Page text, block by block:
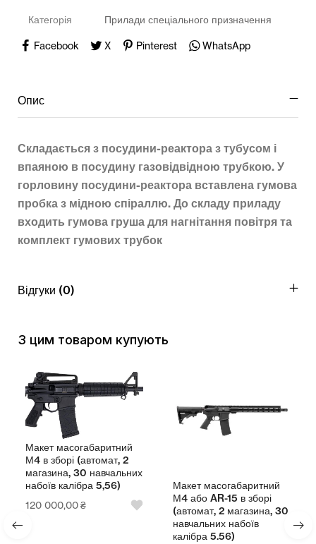
STEM
Категорія Прилади спеціального призначення
Facebook X Pinterest WhatsApp
Опис
Складається з посудини-реактора з тубусом і
впаяною в посудину газовідвідною трубкою. У
горловину посудини-реактора вставлена гумова
пробка з мідною спіраллю. До складу приладу
входить гумова груша для нагнітання повітря та
комплект гумових трубок
Відгуки (0)
З цим товаром купують
Макет масогабаритний
М4 в зборі (автомат, 2
магазина, 30 навчальних
набоїв калібра 5,56)
120 000,00₴
Макет масогабаритний
М4 або AR-15 в зборі
(автомат, 2 магазина, 30
навчальних набоїв
калібра 5.56)